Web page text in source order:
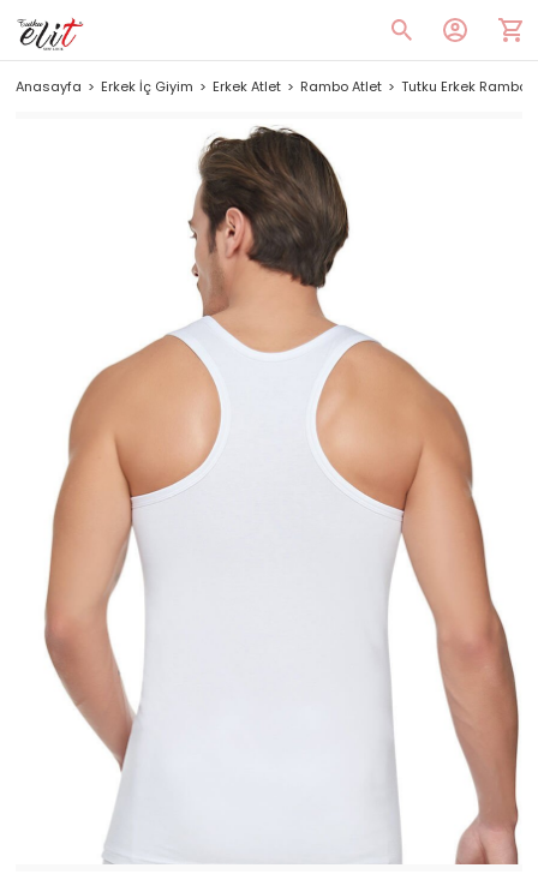
Anasayfa Erkek İç Giyim Erkek Atlet Rambo Atlet Tutku Erkek Rambo